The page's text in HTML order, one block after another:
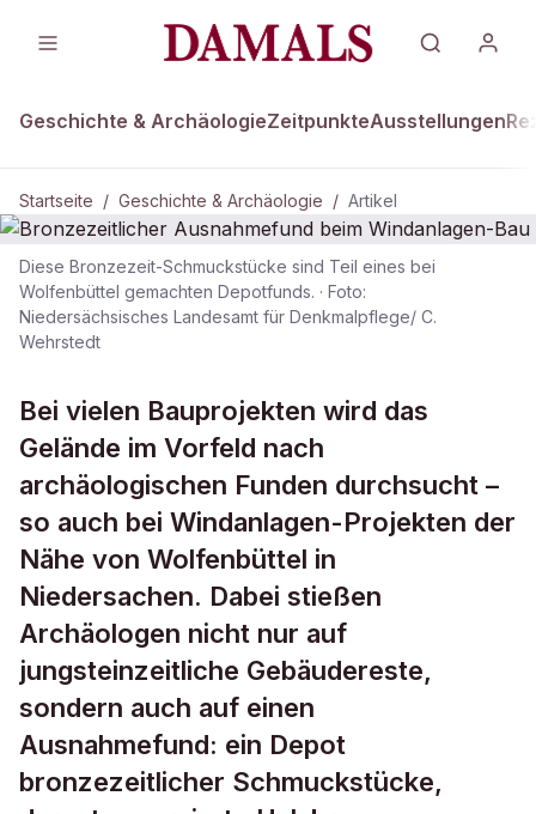
Geschichte & ArchäologieZeitpunkteAusstellungen
Startseite / Geschichte & Archäologie / Artikel
GESCHICHTE & ARCHÄOLOGIE
Bronzezeitlicher Ausnahmefund
Diese Bronzezeit-Schmuckstücke sind Teil eines bei
Wolfenbüttel gemachten Depotfunds. · Foto:
Niedersächsisches Landesamt für Denkmalpflege/ C.
Wehrstedt
Bei vielen Bauprojekten wird das
Gelände im Vorfeld nach
archäologischen Funden durchsucht –
so auch bei Windanlagen-Projekten der
Nähe von Wolfenbüttel in
Niedersachen. Dabei stießen
Archäologen nicht nur auf
jungsteinzeitliche Gebäudereste,
sondern auch auf einen
Ausnahmefund: ein Depot
bronzezeitlicher Schmuckstücke,